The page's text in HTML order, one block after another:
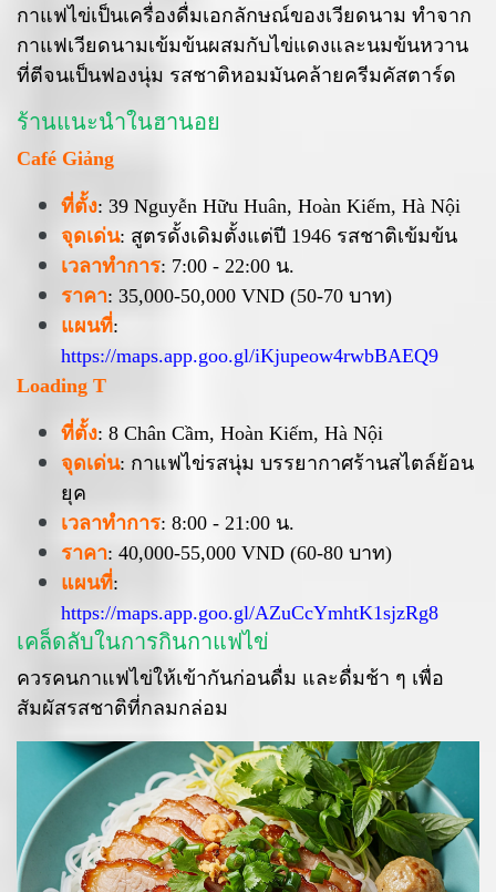
กาแฟไข่เป็นเครื่องดื่มเอกลักษณ์ของเวียดนาม ทำจาก
กาแฟเวียดนามเข้มข้นผสมกับไข่แดงและนมข้นหวาน
ที่ตีจนเป็นฟองนุ่ม รสชาติหอมมันคล้ายครีมคัสตาร์ด
ร้านแนะนำในฮานอย
Café Giảng
ที่ตั้ง: 39 Nguyễn Hữu Huân, Hoàn Kiếm, Hà Nội
จุดเด่น: สูตรดั้งเดิมตั้งแต่ปี 1946 รสชาติเข้มข้น
เวลาทำการ: 7:00 - 22:00 น.
ราคา: 35,000-50,000 VND (50-70 บาท)
แผนที่:
https://maps.app.goo.gl/iKjupeow4rwbBAEQ9
Loading T
ที่ตั้ง: 8 Chân Cầm, Hoàn Kiếm, Hà Nội
จุดเด่น: กาแฟไข่รสนุ่ม บรรยากาศร้านสไตล์ย้อน
ยุค
เวลาทำการ: 8:00 - 21:00 น.
ราคา: 40,000-55,000 VND (60-80 บาท)
แผนที่:
https://maps.app.goo.gl/AZuCcYmhtK1sjzRg8
เคล็ดลับในการกินกาแฟไข่
ควรคนกาแฟไข่ให้เข้ากันก่อนดื่ม และดื่มช้า ๆ เพื่อ
สัมผัสรสชาติที่กลมกล่อม